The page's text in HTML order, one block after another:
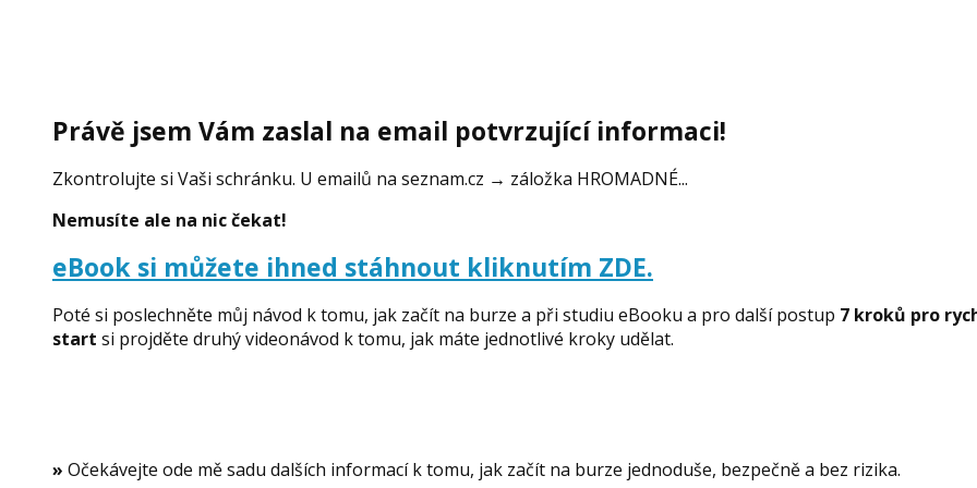
Právě jsem Vám zaslal na email potvrzující informaci!
Zkontrolujte si Vaši schránku. U emailů na seznam.cz → záložka HROMADNÉ...
Nemusíte ale na nic čekat!
eBook si můžete ihned stáhnout kliknutím ZDE.
Poté si poslechněte můj návod k tomu, jak začít na burze a při studiu eBooku a pro další postup 7 kroků pro
start si projděte druhý videonávod k tomu, jak máte jednotlivé kroky udělat.
» Očekávejte ode mě sadu dalších informací k tomu, jak začít na burze jednoduše, bezpečně a bez rizika.